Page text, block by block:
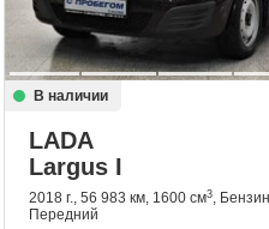
В наличии
LADA
Largus I
2018 г., 56 983 км, 1600 см3,
Передний